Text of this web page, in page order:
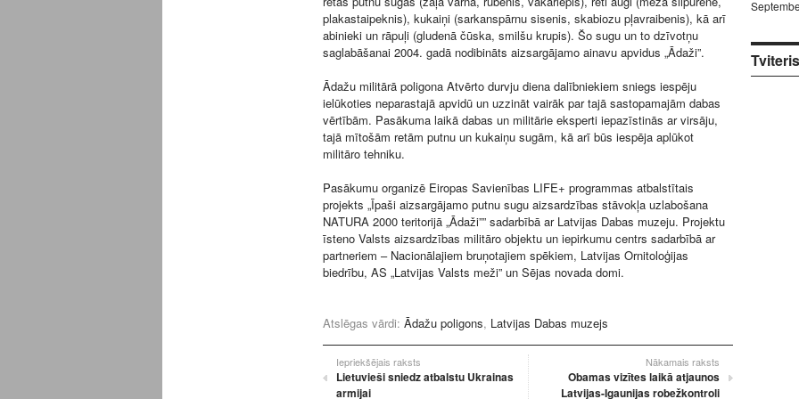
plakastaipeknis), kukaiņi (sarkanspārnu sisenis, skabiozu pļavraibenis), kā arī
abinieki un rāpuļi (gludenā čūska, smilšu krupis). Šo sugu un to dzīvotņu
saglabāšanai 2004. gadā nodibināts aizsargājamo ainavu apvidus „Ādaži”.
Ādažu militārā poligona Atvērto durvju diena dalībniekiem sniegs iespēju
ielūkoties neparastajā apvidū un uzzināt vairāk par tajā sastopamajām dabas
vērtībām. Pasākuma laikā dabas un militārie eksperti iepazīstinās ar virsāju,
tajā mītošām retām putnu un kukaiņu sugām, kā arī būs iespēja aplūkot
militāro tehniku.
Pasākumu organizē Eiropas Savienības LIFE+ programmas atbalstītais
projekts „Īpaši aizsargājamo putnu sugu aizsardzības stāvokļa uzlabošana
NATURA 2000 teritorijā „Ādaži”” sadarbībā ar Latvijas Dabas muzeju. Projektu
īsteno Valsts aizsardzības militāro objektu un iepirkumu centrs sadarbībā ar
partneriem – Nacionālajiem bruņotajiem spēkiem, Latvijas Ornitoloģijas
biedrību, AS „Latvijas Valsts meži” un Sējas novada domi.
Atslēgas vārdi: Ādažu poligons, Latvijas Dabas muzejs
Iepriekšējais raksts
Lietuvieši sniedz atbalstu Ukrainas
armijai
Nākamais raksts
Obamas vizītes laikā atjaunos
Latvijas-Igaunijas robežkontroli
Tviteris